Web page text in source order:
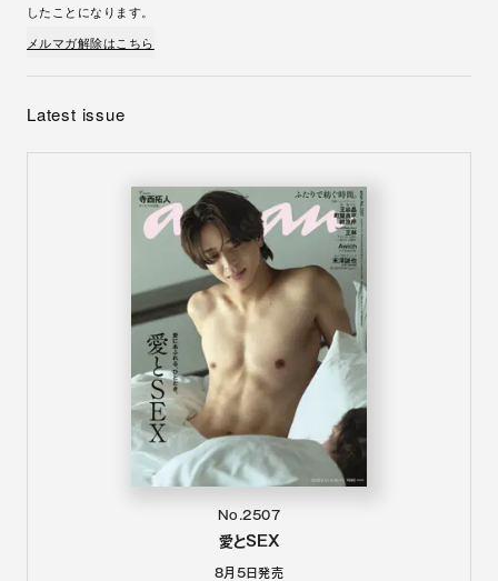
したことになります。
メルマガ解除はこちら
Latest issue
No.2507
愛とSEX
8月5日発売